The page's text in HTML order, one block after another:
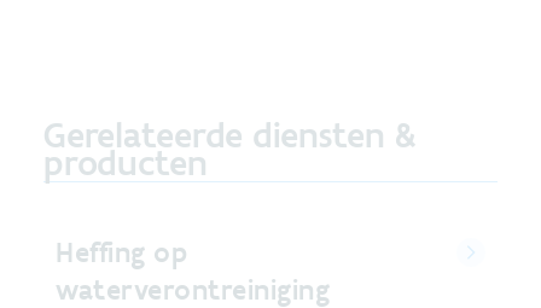
Gerelateerde diensten &
producten
Heffing op
waterverontreiniging